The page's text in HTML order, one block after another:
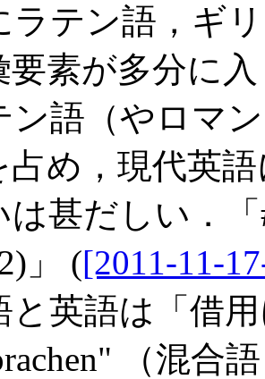
ラテン語，ギ
要素が多分に
ン語（やロマ
占め，現代英
は甚だしい．
」 ([2011-11-
と英語は「借
（混合